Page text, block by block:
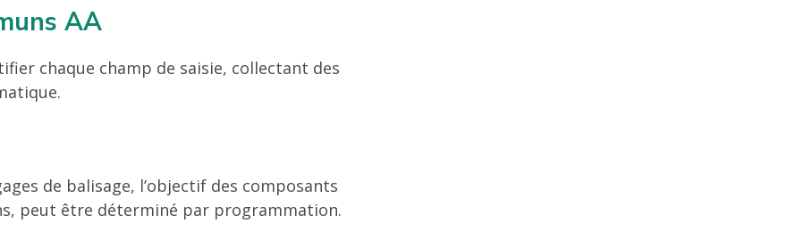
AA
chaque champ de saisie, collectant des
de balisage, l’objectif des composants
peut être déterminé par programmation.